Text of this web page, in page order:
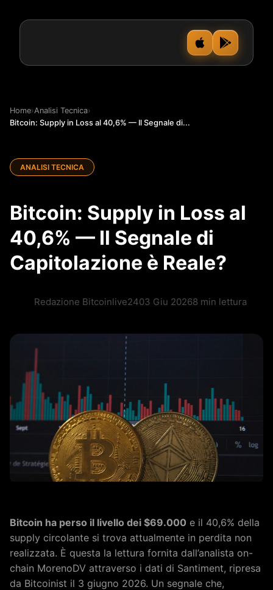
Home›Analisi Tecnica›
Bitcoin: Supply in Loss al 40,6% — Il Segnale di...
ANALISI TECNICA
Bitcoin: Supply in Loss al
40,6% — Il Segnale di
Capitolazione è Reale?
Redazione Bitcoinlive2403 Giu 20268 min lettura
Bitcoin ha perso il livello dei $69.000 e il 40,6% della
supply circolante si trova attualmente in perdita non
realizzata. È questa la lettura fornita dall’analista on-
chain MorenoDV attraverso i dati di Santiment, ripresa
da Bitcoinist il 3 giugno 2026. Un segnale che,